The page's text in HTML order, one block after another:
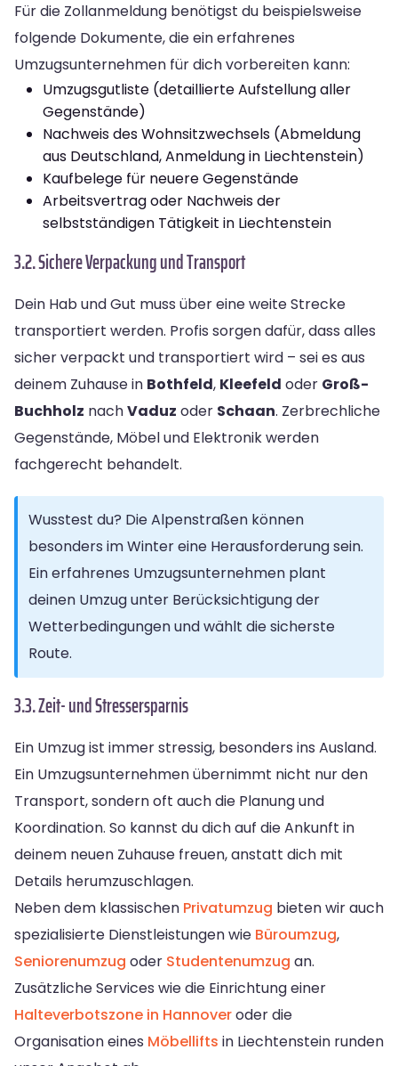
Für die Zollanmeldung benötigst du beispielsweise
folgende Dokumente, die ein erfahrenes
Umzugsunternehmen für dich vorbereiten kann:
Umzugsgutliste (detaillierte Aufstellung aller
Gegenstände)
Nachweis des Wohnsitzwechsels (Abmeldung
aus Deutschland, Anmeldung in Liechtenstein)
Kaufbelege für neuere Gegenstände
Arbeitsvertrag oder Nachweis der
selbstständigen Tätigkeit in Liechtenstein
3.2. Sichere Verpackung und Transport
Dein Hab und Gut muss über eine weite Strecke
transportiert werden. Profis sorgen dafür, dass alles
sicher verpackt und transportiert wird – sei es aus
deinem Zuhause in Bothfeld, Kleefeld oder Groß-
Buchholz nachVaduz oder Schaan. Zerbrechliche
Gegenstände, Möbel und Elektronik werden
fachgerecht behandelt.
Wusstest du? Die Alpenstraßen können
besonders im Winter eine Herausforderung sein.
Ein erfahrenes Umzugsunternehmen plant
deinen Umzug unter Berücksichtigung der
Wetterbedingungen und wählt die sicherste
Route.
3.3. Zeit- und Stressersparnis
Ein Umzug ist immer stressig, besonders ins Ausland.
Ein Umzugsunternehmen übernimmt nicht nur den
Transport, sondern oft auch die Planung und
Koordination. So kannst du dich auf die Ankunft in
deinem neuen Zuhause freuen, anstatt dich mit
Details herumzuschlagen.
Neben dem klassischen Privatumzug bieten wir auch
spezialisierte Dienstleistungen wie Büroumzug,
Seniorenumzug oder Studentenumzug an.
Zusätzliche Services wie die Einrichtung einer
Halteverbotszone in Hannoveroder die
Organisation eines Möbellifts in Liechtenstein runden